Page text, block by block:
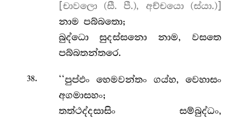
[චාවලො (සී. පී.), අච්චයො (ස්යා.)]
නාම පබ්බතො;
බුද්ධො සුදස්සනො නාම, වසතෙ
පබ්බතන්තරෙ.
38.
‘‘පුප්ඵං හෙමවන්තං ගය්හ, වෙහාසං
අගමාසහං;
තත්ථද්දසාසිං සම්බුද්ධං,